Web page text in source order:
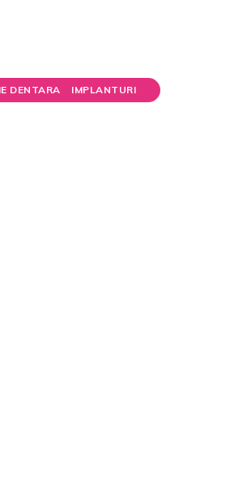
DENTARA IMPLANTURI